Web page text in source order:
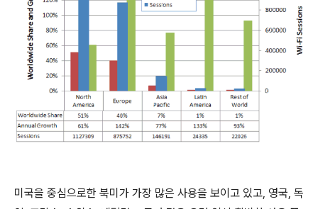
미국을 중심으로한 북미가 가장 많은 사용을 보이고 있고, 영국, 독